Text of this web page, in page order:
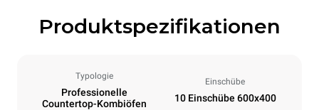
Produktspezifikationen
Typologie
Professionelle
Countertop-Kombiöfen
Einschübe
10 Einschübe 600x400